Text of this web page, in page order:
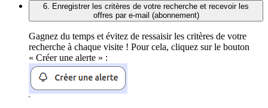
6. Enregistrer les critères de votre recherche et recevoir les
offres par e-mail (abonnement)
Gagnez du temps et évitez de ressaisir les critères de votre
recherche à chaque visite ! Pour cela, cliquez sur le bouton
« Créer une alerte » :